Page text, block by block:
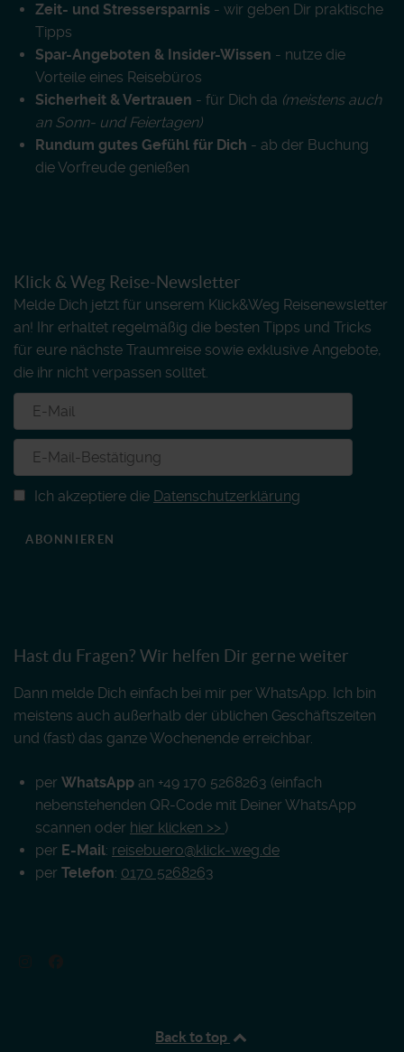
Zeit- und Stressersparnis - wir geben Dir praktische
Tipps
Spar-Angeboten & Insider-Wissen - nutze die
Vorteile eines Reisebüros
Sicherheit & Vertrauen - für Dich da (meistens auch
an Sonn- und Feiertagen)
Rundum gutes Gefühl für Dich - ab der Buchung
die Vorfreude genießen
Klick & Weg Reise-Newsletter
Melde Dich jetzt für unserem Klick&Weg Reisenewsletter
an! Ihr erhaltet regelmäßig die besten Tipps und Tricks
für eure nächste Traumreise sowie exklusive Angebote,
die ihr nicht verpassen solltet.
Ich akzeptiere die Datenschutzerklärung
ABONNIEREN
Hast du Fragen? Wir helfen Dir gerne weiter
Dann melde Dich einfach bei mir per WhatsApp. Ich bin
meistens auch außerhalb der üblichen Geschäftszeiten
und (fast) das ganze Wochenende erreichbar.
per WhatsApp an +49 170 5268263 (einfach
nebenstehenden QR-Code mit Deiner WhatsApp
scannen oder hier klicken >> )
per E-Mail: reisebuero@klick-weg.de
per Telefon: 0170 5268263
Back to top